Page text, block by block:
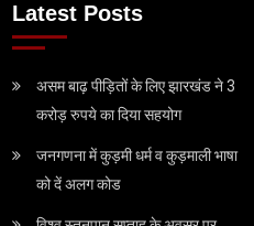
Latest Posts
असम बाढ़ पीड़ितों के लिए झारखंड ने 3
करोड़ रुपये का दिया सहयोग
जनगणना में कुड़मी धर्म व कुड़माली भाषा
को दें अलग कोड